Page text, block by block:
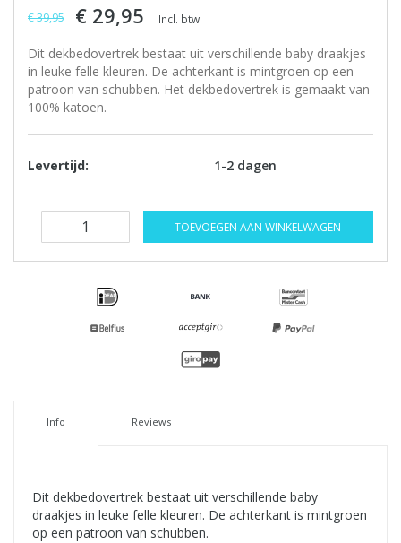
€ 39,95 € 29,95 Incl. btw
Dit dekbedovertrek bestaat uit verschillende baby draakjes
in leuke felle kleuren. De achterkant is mintgroen op een
patroon van schubben. Het dekbedovertrek is gemaakt van
100% katoen.
Levertijd: 1-2 dagen
TOEVOEGEN AAN WINKELWAGEN
Info Reviews
Dit dekbedovertrek bestaat uit verschillende baby
draakjes in leuke felle kleuren. De achterkant is mintgroen
op een patroon van schubben.